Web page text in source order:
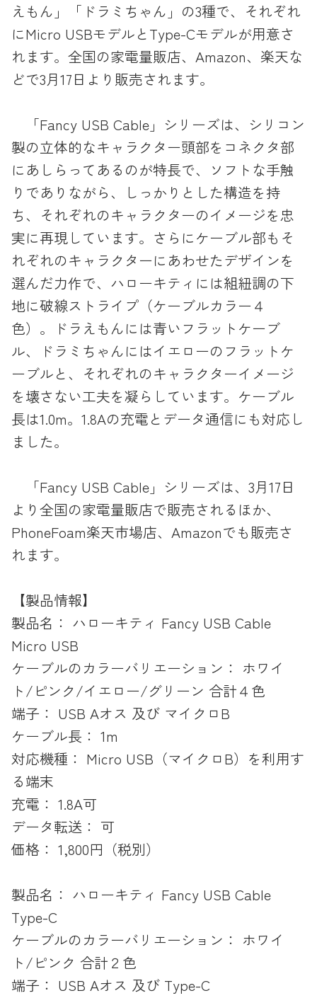
えもん」「ドラミちゃん」の3種で、それぞれ
にMicro USBモデルとType-Cモデルが用意さ
れます。全国の家電量販店、Amazon、楽天な
どで3月17日より販売されます。
「Fancy USB Cable」シリーズは、シリコン
製の立体的なキャラクター頭部をコネクタ部
にあしらってあるのが特長で、ソフトな手触
りでありながら、しっかりとした構造を持
ち、それぞれのキャラクターのイメージを忠
実に再現しています。さらにケーブル部もそ
れぞれのキャラクターにあわせたデザインを
選んだ力作で、ハローキティには組紐調の下
地に破線ストライプ（ケーブルカラー４
色）。ドラえもんには青いフラットケーブ
ル、ドラミちゃんにはイエローのフラットケ
ーブルと、それぞれのキャラクターイメージ
を壊さない工夫を凝らしています。ケーブル
長は1.0m。1.8Aの充電とデータ通信にも対応し
ました。
「Fancy USB Cable」シリーズは、3月17日
より全国の家電量販店で販売されるほか、
PhoneFoam楽天市場店、Amazonでも販売さ
れます。
【製品情報】
製品名： ハローキティ Fancy USB Cable
Micro USB
ケーブルのカラーバリエーション： ホワイ
ト/ピンク/イエロー/グリーン 合計４色
端子： USB Aオス 及び マイクロB
ケーブル長： 1m
対応機種： Micro USB（マイクロB）を利用す
る端末
充電： 1.8A可
データ転送： 可
価格： 1,800円（税別）
製品名： ハローキティ Fancy USB Cable
Type-C
ケーブルのカラーバリエーション： ホワイ
ト/ピンク 合計２色
端子： USB Aオス 及び Type-C